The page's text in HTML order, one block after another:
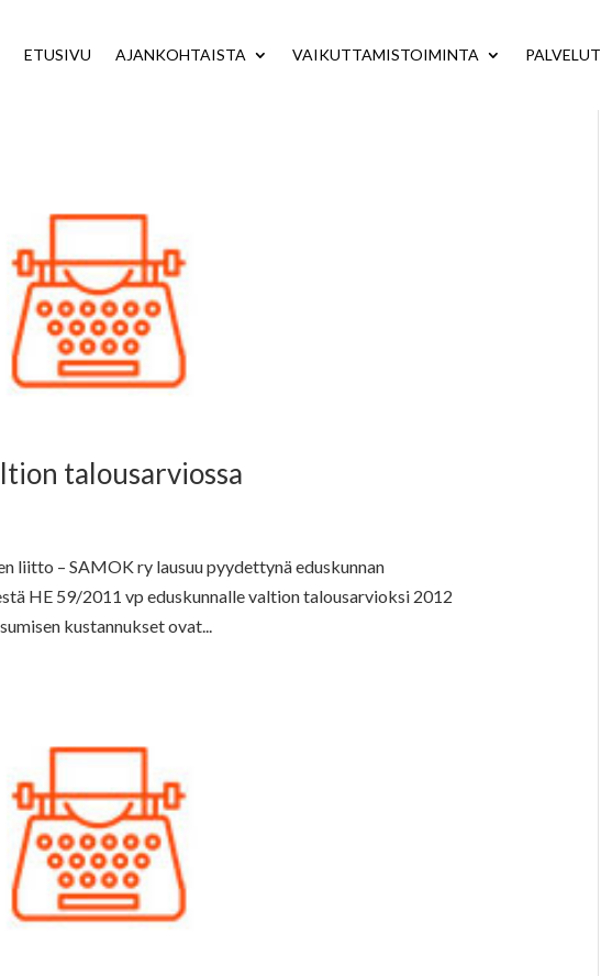
ETUSIVU AJANKOHTAISTA VAIKUTTAMISTOIMINTA PALVELUT
talousarviossa
liitto – SAMOK ry lausuu pyydettynä eduskunnan
HE 59/2011 vp eduskunnalle valtion talousarvioksi 2012
kustannukset ovat...